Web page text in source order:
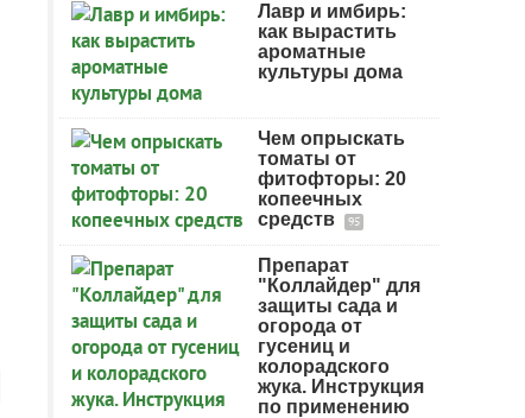
Лавр и имбирь:
как вырастить
ароматные
культуры дома
Чем опрыскать
томаты от
фитофторы: 20
копеечных
средств
95
Препарат
"Коллайдер" для
защиты сада и
огорода от
гусениц и
колорадского
жука. Инструкция
по применению